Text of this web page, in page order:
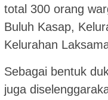
total 300 orang
Buluh Kasap,
Kelurahan
Sebagai bentuk
juga